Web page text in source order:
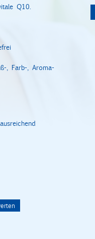
Q10.
, Farb-, Aroma-